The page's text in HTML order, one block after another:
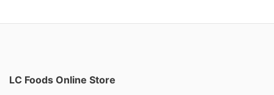
LC Foods Online Store